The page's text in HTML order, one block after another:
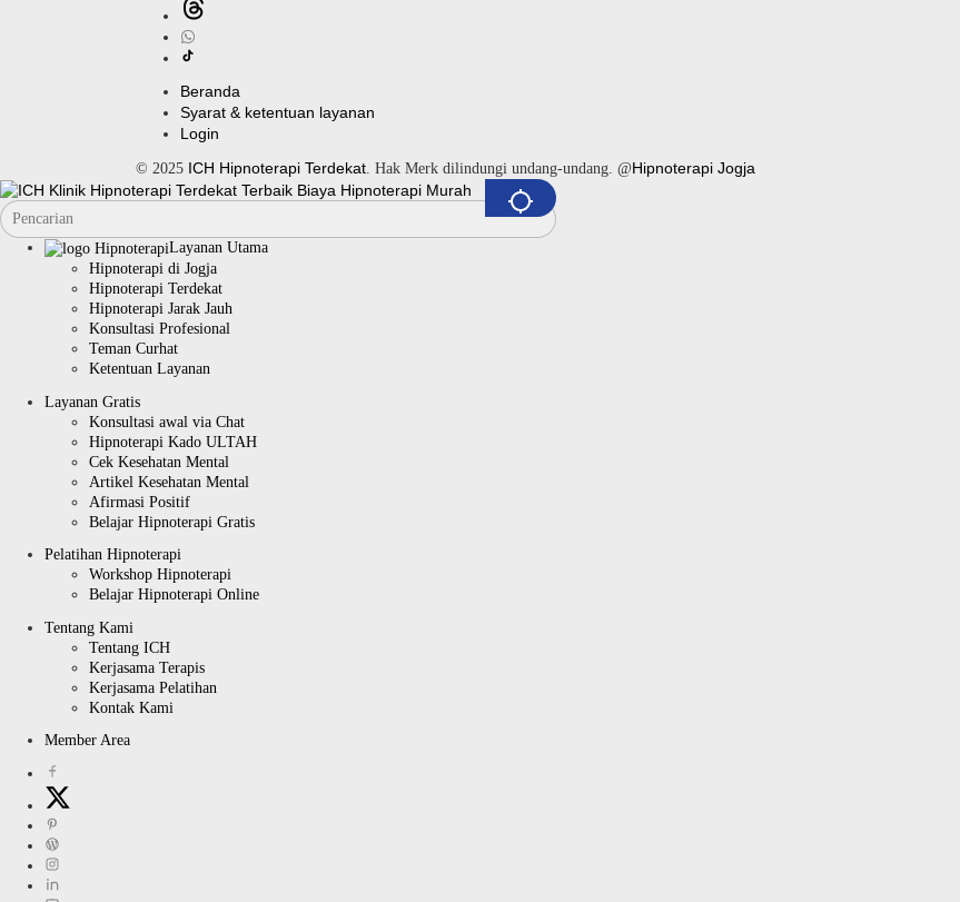
Beranda
Syarat & ketentuan layanan
Login
© 2025 ICH Hipnoterapi Terdekat . Hak Merk dilindungi undang-undang. @Hipnoterapi Jogja
Layanan Utama
Hipnoterapi di Jogja
Hipnoterapi Terdekat
Hipnoterapi Jarak Jauh
Konsultasi Profesional
Teman Curhat
Ketentuan Layanan
Layanan Gratis
Konsultasi awal via Chat
Hipnoterapi Kado ULTAH
Cek Kesehatan Mental
Artikel Kesehatan Mental
Afirmasi Positif
Belajar Hipnoterapi Gratis
Pelatihan Hipnoterapi
Workshop Hipnoterapi
Belajar Hipnoterapi Online
Tentang Kami
Tentang ICH
Kerjasama Terapis
Kerjasama Pelatihan
Kontak Kami
Member Area